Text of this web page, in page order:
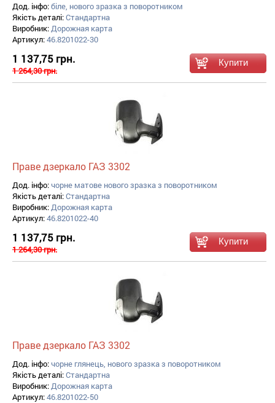
Дод. інфо:біле, нового зразка з поворотником
Якість деталі:Стандартна
Виробник:Дорожная карта
Артикул:46.8201022-30
1 137,75 грн.
1 264,30 грн.
Праве дзеркало ГАЗ 3302
Дод. інфо:чорне матове нового зразка з поворотником
Якість деталі:Стандартна
Виробник:Дорожная карта
Артикул:46.8201022-40
1 137,75 грн.
1 264,30 грн.
Праве дзеркало ГАЗ 3302
Дод. інфо:чорне глянець, нового зразка з поворотником
Якість деталі:Стандартна
Виробник:Дорожная карта
Артикул:46.8201022-50